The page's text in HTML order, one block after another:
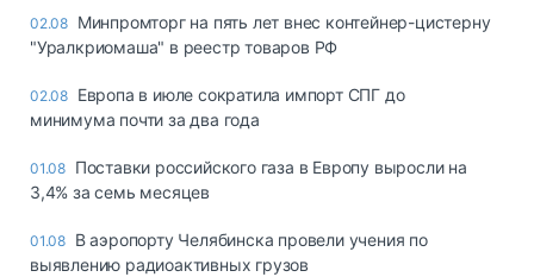
02.08 Минпромторг на пять лет внес контейнер-цистерну
"Уралкриомаша" в реестр товаров РФ
02.08 Европа в июле сократила импорт СПГ до
минимума почти за два года
01.08 Поставки российского газа в Европу выросли на
3,4% за семь месяцев
01.08 В аэропорту Челябинска провели учения по
выявлению радиоактивных грузов